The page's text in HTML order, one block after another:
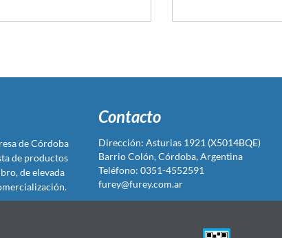
de Córdoba
de productos
de elevada
Contacto
Dirección: Asturias 1921 (X5014BQE)
Barrio Colón, Córdoba, Argentina
Teléfono: 0351-4552591
furey@furey.com.ar